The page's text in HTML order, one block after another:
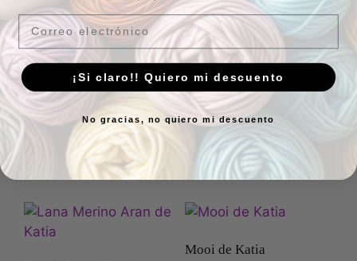
Hilo Linen de Katia
4,95 € IVA Incluído
en stock
Seleccionar
opciones
Chal pañuelo Ikebana
34,99€ IVA Incluído
1 en stock
Añadir al carrito
Mooi de Katia
Email
¡Si claro!! Quiero mi descuento
No gracias, no quiero mi descuento